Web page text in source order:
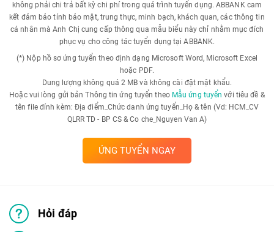
không phải chi trả bất kỳ chi phí trong quá trình tuyển dụng. ABBANK cam
kết đảm bảo tính bảo mật, trung thực, minh bạch, khách quan, các thông tin
cá nhân mà Anh Chị cung cấp thông qua mẫu biểu này chỉ nhằm mục đích
phục vụ cho công tác tuyển dụng tại ABBANK.
(*) Nộp hồ sơ ứng tuyển theo định dạng Microsoft Word, Microsoft Excel
hoặc PDF.
Dung lượng không quá 2 MB và không cài đặt mật khẩu.
Hoặc vui lòng gửi bản Thông tin ứng tuyển theo Mẫu ứng tuyển với tiêu đề &
tên file đính kèm: Địa điểm_Chức danh ứng tuyển_Họ & tên (Vd: HCM_CV
QLRR TD - BP CS & Co che_Nguyen Van A)
ỨNG TUYỂN NGAY
Hỏi đáp